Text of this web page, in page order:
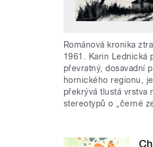
Románová kronika
1961. Karin Lednická
převratný, dosavadní
hornického regionu,
překrývá tlustá vrstva
stereotypů o „černé